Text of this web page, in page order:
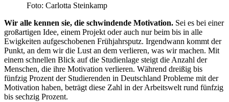
Foto: Carlotta Steinkamp
Wir alle kennen sie, die schwindende Motivation. Sei es bei einer
großartigen Idee, einem Projekt oder auch nur beim bis in alle
Ewigkeiten aufgeschobenen Frühjahrsputz. Irgendwann kommt der
Punkt, an dem wir die Lust an dem verlieren, was wir machen. Mit
einem schnellen Blick auf die Studienlage steigt die Anzahl der
Menschen, die ihre Motivation verlieren. Während dreißig bis
fünfzig Prozent der Studierenden in Deutschland Probleme mit der
Motivation haben, beträgt diese Zahl in der Arbeitswelt rund fünfzig
bis sechzig Prozent.